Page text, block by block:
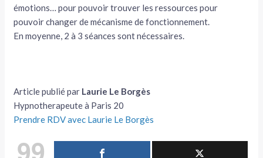
émotions… pour pouvoir trouver les ressources pour
pouvoir changer de mécanisme de fonctionnement.
En moyenne, 2 à 3 séances sont nécessaires.
Article publié par Laurie Le Borgès
Hypnotherapeute à Paris 20
Prendre RDV avec Laurie Le Borgès
99